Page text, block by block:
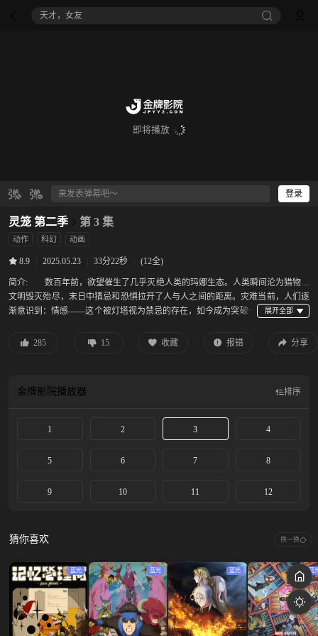
八仙！
即将播放
登录
灵笼 第二季 第 3 集
动作 科幻 动画
8.9 2025.05.23 33分22秒 (12全)
简介: 数百年前，欲望催生了几乎灭绝人类的玛娜生态。人类瞬间沦为猎物，
文明毁灭殆尽，末日中猜忌和恐惧拉开了人与人之间的距离。灾难当前，人们逐
渐意识到：情感——这个被灯塔视为禁忌的存在，如今成为突破一
285
15 收藏 报错 分享
金牌影院播放器 排序
1 2 3 4
5 6 7 8
9 10 11 12
猜你喜欢 换一换
蓝光 蓝光 蓝光 蓝